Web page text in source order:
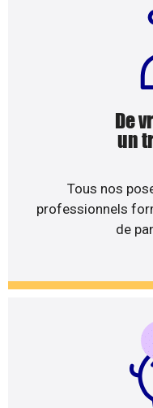
De
un
Tous nos
professionnels
de